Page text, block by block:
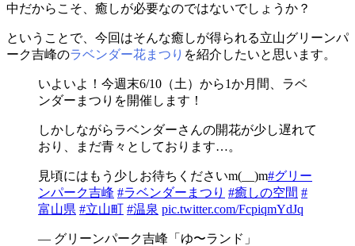
中だからこそ、癒しが必要なのではないでしょうか？
ということで、今回はそんな癒しが得られる立山グリーンパ
ーク吉峰のラベンダー花まつり を紹介したいと思います。
いよいよ！今週末6/10（土）から1か月間、ラベ
ンダーまつりを開催します！
しかしながらラベンダーさんの開花が少し遅れて
おり、まだ青々としております…。
見頃にはもう少しお待ちくださいm(__)m#グリー
ンパーク吉峰 #ラベンダーまつり #癒しの空間 #
富山県 #立山町 #温泉 pic.twitter.com/FcpiqmYdJq
— グリーンパーク吉峰「ゆ〜ランド」